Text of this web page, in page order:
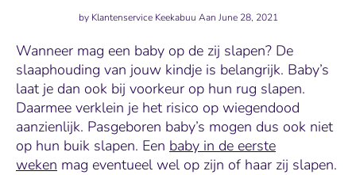
by Klantenservice Keekabuu Aan June 28, 2021
Wanneer mag een baby op de zij slapen? De
slaaphouding van jouw kindje is belangrijk. Baby’s
laat je dan ook bij voorkeur op hun rug slapen.
Daarmee verklein je het risico op wiegendood
aanzienlijk. Pasgeboren baby’s mogen dus ook niet
op hun buik slapen. Een baby in de eerste
weken mag eventueel wel op zijn of haar zij slapen.